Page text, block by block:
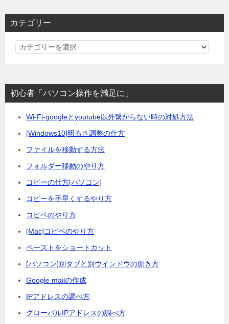
カテゴリー
カ
リ
ー
初心者「パソコン操作を満足に」
Wi-Fi-googleとyoutube以外繋がらない時の対処方法
[Windows10]明るさ調整の仕方
ファイルを移動する方法
フォルダー移動のやり方
コピーの仕方[パソコン]
コピーを手早くするやり方
コピペのやり方
[Mac]コピペのやり方
ペーストをショートカット
[パソコン]別タブと別ウインドウの開き方
Google mailの作成
IPアドレスの調べ方
グローバルIPアドレスの調べ方